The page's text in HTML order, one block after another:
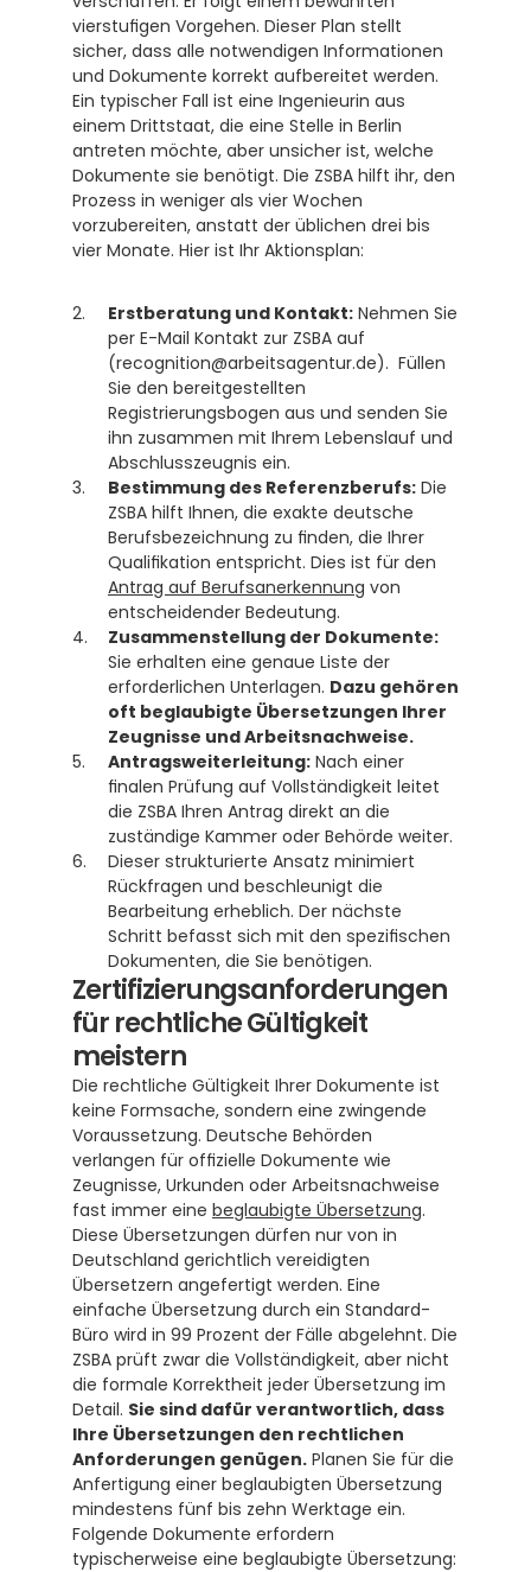
vierstufigen Vorgehen. Dieser Plan stellt
sicher, dass alle notwendigen Informationen
und Dokumente korrekt aufbereitet werden.
Ein typischer Fall ist eine Ingenieurin aus
einem Drittstaat, die eine Stelle in Berlin
antreten möchte, aber unsicher ist, welche
Dokumente sie benötigt. Die ZSBA hilft ihr, den
Prozess in weniger als vier Wochen
vorzubereiten, anstatt der üblichen drei bis
vier Monate. Hier ist Ihr Aktionsplan:
Erstberatung und Kontakt: Nehmen Sie
per E-Mail Kontakt zur ZSBA auf
(recognition@arbeitsagentur.de).  Füllen
Sie den bereitgestellten
Registrierungsbogen aus und senden Sie
ihn zusammen mit Ihrem Lebenslauf und
Abschlusszeugnis ein.
Bestimmung des Referenzberufs: Die
ZSBA hilft Ihnen, die exakte deutsche
Berufsbezeichnung zu finden, die Ihrer
Antrag auf Berufsanerkennung von
entscheidender Bedeutung.
Zusammenstellung der Dokumente:
Sie erhalten eine genaue Liste der
erforderlichen Unterlagen. Dazu gehören
oft beglaubigte Übersetzungen Ihrer
Zeugnisse und Arbeitsnachweise.
Antragsweiterleitung: Nach einer
finalen Prüfung auf Vollständigkeit leitet
die ZSBA Ihren Antrag direkt an die
zuständige Kammer oder Behörde weiter.
Dieser strukturierte Ansatz minimiert
Rückfragen und beschleunigt die
Bearbeitung erheblich. Der nächste
Schritt befasst sich mit den spezifischen
Dokumenten, die Sie benötigen.
Zertifizierungsanforderungen
für rechtliche Gültigkeit
meistern
Die rechtliche Gültigkeit Ihrer Dokumente ist
keine Formsache, sondern eine zwingende
Voraussetzung. Deutsche Behörden
verlangen für offizielle Dokumente wie
Zeugnisse, Urkunden oder Arbeitsnachweise
fast immer eine beglaubigte Übersetzung.
Diese Übersetzungen dürfen nur von in
Deutschland gerichtlich vereidigten
Übersetzern angefertigt werden. Eine
einfache Übersetzung durch ein Standard-
Büro wird in 99 Prozent der Fälle abgelehnt. Die
ZSBA prüft zwar die Vollständigkeit, aber nicht
die formale Korrektheit jeder Übersetzung im
Detail. Sie sind dafür verantwortlich, dass
Ihre Übersetzungen den rechtlichen
Anforderungen genügen. Planen Sie für die
Anfertigung einer beglaubigten Übersetzung
mindestens fünf bis zehn Werktage ein.
Folgende Dokumente erfordern
typischerweise eine beglaubigte Übersetzung: